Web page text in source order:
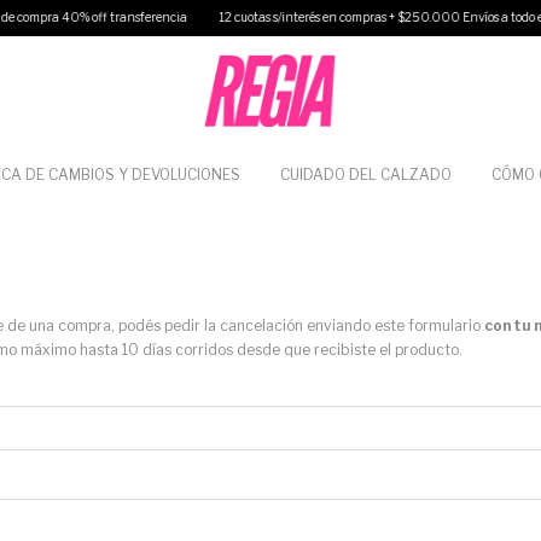
40% off transferencia 12 cuotas s/interés en compras + $250.000 Envíos a todo el
DE CAMBIOS Y DEVOLUCIONES CUIDADO DEL CALZADO CÓMO
de una compra, podés pedir la cancelación enviando este formulario con tu
máximo hasta 10 días corridos desde que recibiste el producto.